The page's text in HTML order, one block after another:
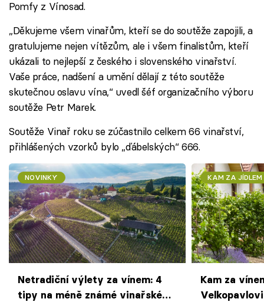
Pomfy z Vínosad.
„Děkujeme všem vinařům, kteří se do soutěže zapojili, a
gratulujeme nejen vítězům, ale i všem finalistům, kteří
ukázali to nejlepší z českého i slovenského vinařství.
Vaše práce, nadšení a umění dělají z této soutěže
skutečnou oslavu vína,“ uvedl šéf organizačního výboru
soutěže Petr Marek.
Soutěže Vinař roku se zúčastnilo celkem 66 vinařství,
přihlášených vzorků bylo „ďábelských“ 666.
NOVINKY
Netradiční výlety za vínem: 4
tipy na méně známé vinařské
KAM ZA JÍDLEM
Kam za